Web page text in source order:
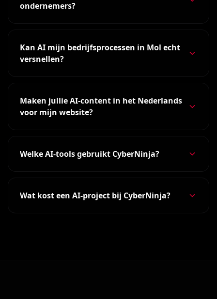
ondernemers?
Kan AI mijn bedrijfsprocessen in Mol echt
versnellen?
Maken jullie AI-content in het Nederlands
voor mijn website?
Welke AI-tools gebruikt CyberNinja?
Wat kost een AI-project bij CyberNinja?